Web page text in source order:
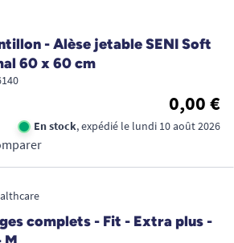
- Alèse jetable SENI Soft
60 x 60 cm
0,00 €
En stock, expédié le lundi 10 août 2026
complets - Fit - Extra plus -